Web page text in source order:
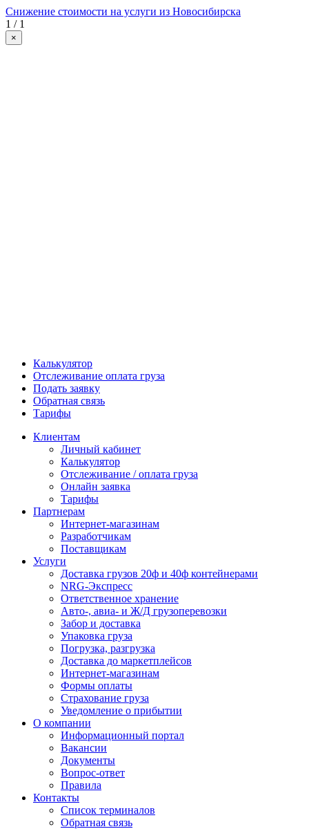
Снижение стоимости на услуги из Новосибирска
1 / 1
×
Калькулятор
Отслеживание оплата груза
Подать заявку
Обратная связь
Тарифы
Клиентам
Личный кабинет
Калькулятор
Отслеживание / оплата груза
Онлайн заявка
Тарифы
Партнерам
Интернет-магазинам
Разработчикам
Поставщикам
Услуги
Доставка грузов 20ф и 40ф контейнерами
NRG-Экспресс
Ответственное хранение
Авто-, авиа- и Ж/Д грузоперевозки
Забор и доставка
Упаковка груза
Погрузка, разгрузка
Доставка до маркетплейсов
Интернет-магазинам
Формы оплаты
Страхование груза
Уведомление о прибытии
О компании
Информационный портал
Вакансии
Документы
Вопрос-ответ
Правила
Контакты
Список терминалов
Обратная связь